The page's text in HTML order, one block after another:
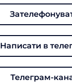
Написати в
Телеграм-